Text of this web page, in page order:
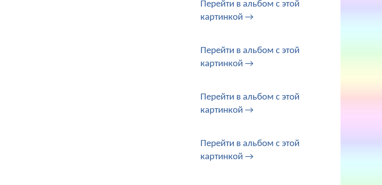
Перейти в альбом с этой
картинкой →
Перейти в альбом с этой
картинкой →
Перейти в альбом с этой
картинкой →
Перейти в альбом с этой
картинкой →